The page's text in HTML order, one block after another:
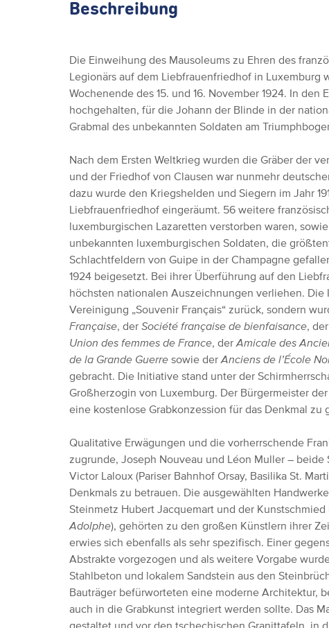
Beschreibung
Die Einweihung des Mausoleums zu Ehren des
Legionärs auf dem Liebfrauenfriedhof in Luxemburg
Wochenende des 15. und 16. November 1924. In
hochgehalten, für die Johann der Blinde in der
Grabmal des unbekannten Soldaten am
Nach dem Ersten Weltkrieg wurden die Gräber der
und der Friedhof von Clausen war nunmehr
dazu wurde den Kriegshelden und Siegern im Jahr
Liebfrauenfriedhof eingeräumt. 56 weitere
luxemburgischen Lazaretten verstorben waren,
unbekannten luxemburgischen Soldaten, die
Schlachtfeldern von Guipe in der Champagne
1924 beigesetzt. Bei ihrer Überführung auf den
höchsten nationalen Auszeichnungen verliehen.
Vereinigung „Souvenir Français“ zurück, sondern
Française, derSociété française de bienfaisance,
Union des femmes de France, derAmicale des
de la Grande Guerre sowie derAnciens de l’École
gebracht. Die Initiative stand unter der
Großherzogin von Luxemburg. Der Bürgermeister
eine kostenlose Grabkonzession für das Denkmal zu
Qualitative Erwägungen und die vorherrschende
zugrunde, Joseph Nouveau und Léon Muller –
Victor Laloux (Pariser Bahnhof Orsay, Basilika St.
Denkmals zu betrauen. Die ausgewählten
Steinmetz Hubert Jacquemart und der Kunstschmied
Adolphe), gehörten zu den großen Künstlern ihrer
erwies sich ebenfalls als sehr spezifisch. Einer
Abstrakte vorgezogen und als weitere Vorgabe
Stahlbeton und lokalem Sandstein aus den
Bauträger befürworteten eine moderne Architektur,
auch in die Grabkunst integriert werden sollte. Das
gestaltet und vor den tschechischen Granittafeln, in